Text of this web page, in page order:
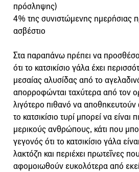
πρόσληψης)
4% της συνιστώμενης ημερήσιας
ασβέστιο
Στα παραπάνω πρέπει να
ότι το κατσικίσιο γάλα έχει
μεσαίας αλυσίδας από το
απορροφώνται ταχύτερα από τον
λιγότερο πιθανό να αποθηκευτούν
το κατσικίσιο τυρί μπορεί να είναι
μερικούς ανθρώπους, κάτι που
γεγονός ότι το κατσικίσιο γάλα
λακτόζη και περιέχει πρωτεΐνες
αφομοιωθούν ευκολότερα από